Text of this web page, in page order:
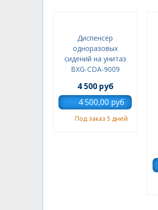
Диспенсер
одноразовых
сидений на унитаз
BXG-CDA-9009
4 500 руб
Под заказ 5 дней